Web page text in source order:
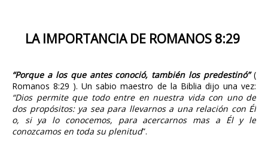
LA IMPORTANCIA DE ROMANOS 8:29
“Porque a los que antes conoció, también los predestinó”(
Romanos 8:29 ). Un sabio maestro de la Biblia dijo una vez:
“Dios permite que todo entre en nuestra vida con uno de
dos propósitos: ya sea para llevarnos a una relación con Él
o, si ya lo conocemos, para acercarnos mas a Él y le
conozcamos en toda su plenitud”.